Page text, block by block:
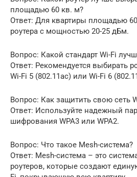
площадью 60 кв. м?
Ответ: Для квартиры площадью
роутера с мощностью 20-25 дБм.
Вопрос: Какой стандарт Wi-Fi
Ответ: Рекомендуется выбирать
Wi-Fi 5 (802.11ac) или Wi-Fi 6
Вопрос: Как защитить свою сеть
Ответ: Используйте надежный
шифрования WPA3 или WPA2.
Вопрос: Что такое Mesh-система?
Ответ: Mesh-система – это
роутеров, которые создают